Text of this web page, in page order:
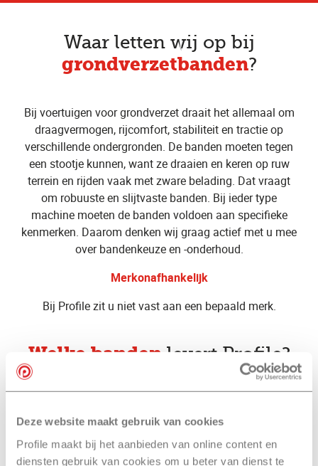
Deze website maakt gebruik van cookies
Profile maakt bij het aanbieden van online content en
diensten gebruik van cookies om u beter van dienst te
Waar letten wij op bij
grondverzetbanden?
Bij voertuigen voor grondverzet draait het allemaal om
draagvermogen, rijcomfort, stabiliteit en tractie op
verschillende ondergronden. De banden moeten tegen
een stootje kunnen, want ze draaien en keren op ruw
terrein en rijden vaak met zware belading. Dat vraagt
om robuuste en slijtvaste banden. Bij ieder type
machine moeten de banden voldoen aan specifieke
kenmerken. Daarom denken wij graag actief met u mee
over bandenkeuze en -onderhoud.
Merkonafhankelijk
Bij Profile zit u niet vast aan een bepaald merk.
Welke banden levert Profile?
merkonafhankelijk en kennen de verschillende
bandenmerken met alle relevante specificaties. We
volgen de ontwikkelingen van fabrikanten over de volle